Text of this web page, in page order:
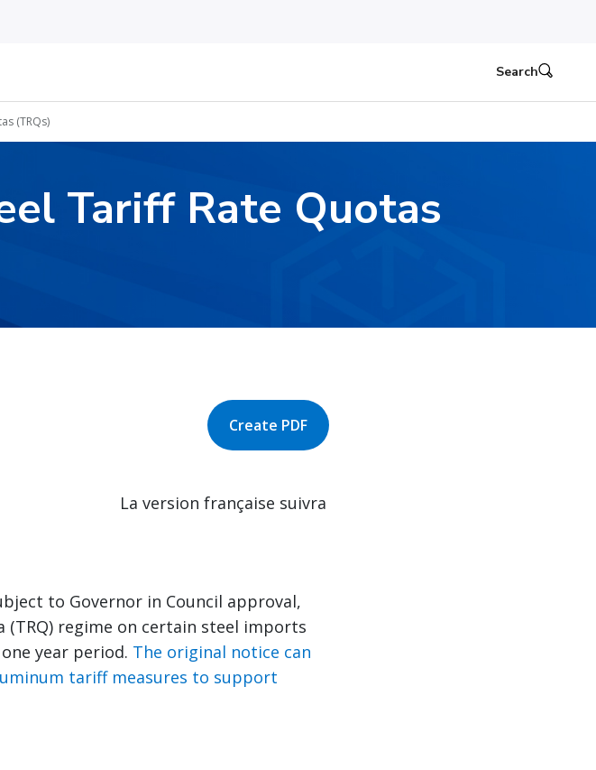
Search
(TRQs)
Tariff Rate Quotas
Create PDF
La version française suivra
to Governor in Council approval,
regime on certain steel imports
year period. The original notice can
tariff measures to support